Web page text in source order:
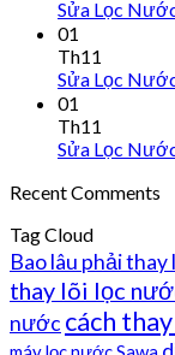
Sửa Lọc
01
Th11
Sửa Lọc
01
Th11
Sửa Lọc
Recent Comments
Tag Cloud
Bao lâu phải
thay lõi lọc
nước cách